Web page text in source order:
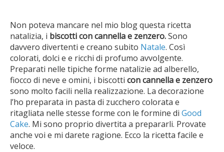
Non poteva mancare nel mio blog questa ricetta
natalizia, i biscotti con cannella e zenzero.Sono
davvero divertenti e creano subito Natale. Così
colorati, dolci e e ricchi di profumo avvolgente.
Preparati nelle tipiche forme natalizie ad alberello,
fiocco di neve e omini, i biscotti con cannella e zenzero
sono molto facili nella realizzazione. La decorazione
l’ho preparata in pasta di zucchero colorata e
ritagliata nelle stesse forme con le formine di Good
Cake. Mi sono proprio divertita a prepararli. Provate
anche voi e mi darete ragione. Ecco la ricetta facile e
veloce.